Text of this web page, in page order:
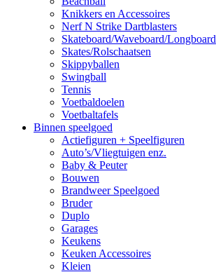
Knikkers en Accessoires
Nerf N Strike Dartblasters
Skateboard/Waveboard/Longboard
Skates/Rolschaatsen
Skippyballen
Swingball
Tennis
Voetbaldoelen
Voetbaltafels
Binnen speelgoed
Actiefiguren + Speelfiguren
Auto’s/Vliegtuigen enz.
Baby & Peuter
Bouwen
Brandweer Speelgoed
Bruder
Duplo
Garages
Keukens
Keuken Accessoires
Kleien